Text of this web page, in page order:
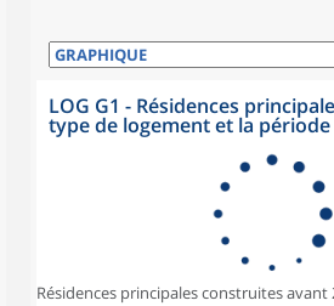
LOG G1 - Résidences
type de logement et la
Résidences principales construites avant